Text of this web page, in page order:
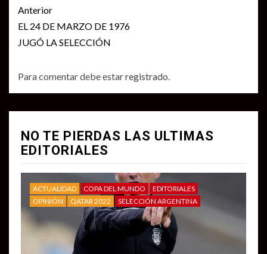
Seguir
leyendo
Anterior
EL 24 DE MARZO DE 1976
JUGÓ LA SELECCIÓN
Para comentar debe estarregistrado.
NO TE PIERDAS LAS ULTIMAS
EDITORIALES
ACTUALIDAD COPA DEL MUNDO
EDITORIALES
OPINIÓN
QATAR 2022 SELECCIÓN ARGENTINA